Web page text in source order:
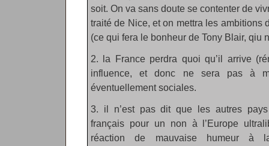
soit. On va sans doute se contenter de
traité de Nice, et on mettra les ambitions
(ce qui fera le bonheur de Tony Blair, qiu
2. la France perdra quoi qu’il arrive
influence, et donc ne sera pas à
éventuellement sociales.
3. il n’est pas dit que les autres
français pour un non à l’Europe
réaction de mauvaise humeur à